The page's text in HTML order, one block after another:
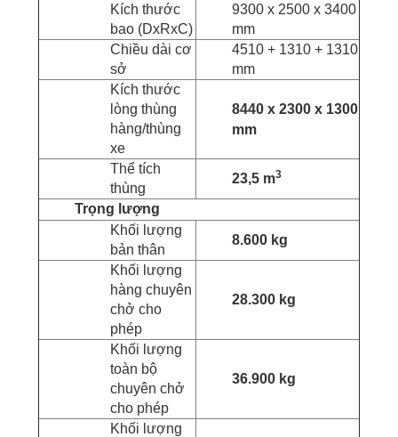
Kích thước
bao (DxRxC)
9300 x 2500 x 3400
mm
Chiều dài cơ
sở
4510 + 1310 + 1310
mm
Kích thước
lòng thùng
hàng/thùng
xe
8440 x 2300 x 1300
mm
Thể tích
thùng
23,5 m3
Trọng lượng
Khối lượng
bản thân
8.600 kg
Khối lượng
hàng chuyên
chở cho
phép
28.300 kg
Khối lượng
toàn bộ
chuyên chở
cho phép
36.900 kg
Khối lượng